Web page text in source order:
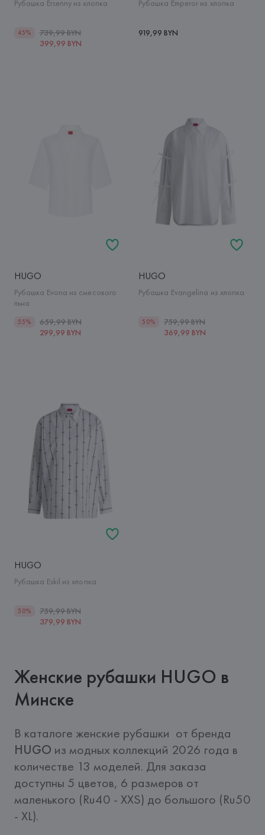
Рубашка Ersenny из хлопка
45%
739,99 BYN
399,99 BYN
Рубашка Emperor из хлопка
919,99 BYN
HUGO
Рубашка Evona из смесового
льна
55%
659,99 BYN
299,99 BYN
HUGO
Рубашка Evangelina из хлопка
50%
759,99 BYN
369,99 BYN
HUGO
Рубашка Eskil из хлопка
50%
759,99 BYN
379,99 BYN
Женские рубашки HUGO в
Минске
HUGO из модных коллекций 2026 года в
количестве 13 моделей. Для заказа
доступны 5 цветов, 6 размеров от
маленького (Ru40 - XXS) до большого (Ru50
- XL).